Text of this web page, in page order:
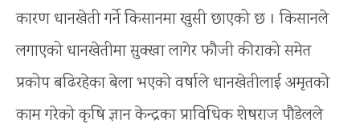
कारण धानखेती गर्ने किसानमा खुसी छाएको छ । किसानले
लगाएको धानखेतीमा सुक्खा लागेर फौजी कीराको समेत
प्रकोप बढिरहेका बेला भएको वर्षाले धानखेतीलाई अमृतको
काम गरेको कृषि ज्ञान केन्द्रका प्राविधिक शेषराज पौडेलले